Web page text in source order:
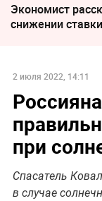
Экономист
снижении
2 июля 2022, 14:11
при
Спасатель
в случае